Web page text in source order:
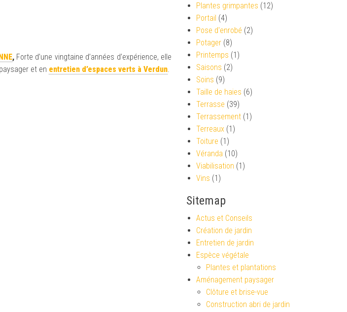
,Forte d’une vingtaine d’années d’expérience, elle
et en entretien d’espaces verts à Verdun.
Plantes grimpantes (12)
Portail (4)
Pose d'enrobé (2)
Potager (8)
Printemps (1)
Saisons (2)
Soins (9)
Taille de haies (6)
Terrasse (39)
Terrassement (1)
Terreaux (1)
Toiture (1)
Véranda (10)
Viabilisation (1)
Vins (1)
Sitemap
Actus et Conseils
Création de jardin
Entretien de jardin
Espèce végétale
Plantes et plantations
Aménagement paysager
Clôture et brise-vue
Construction abri de jardin